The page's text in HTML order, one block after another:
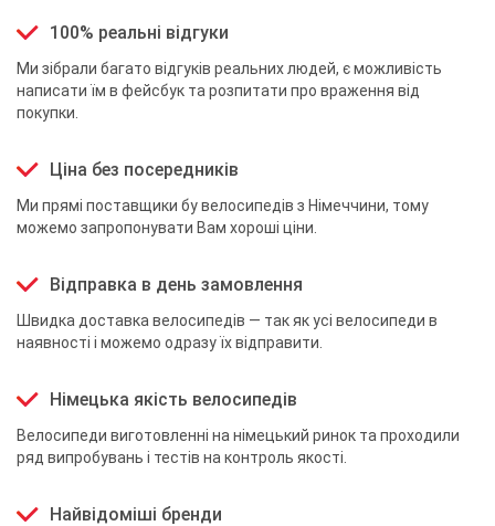
100% реальні відгуки
Ми зібрали багато відгуків реальних людей, є можливість
написати їм в фейсбук та розпитати про враження від
покупки.
Ціна без посередників
Ми прямі поставщики бу велосипедів з Німеччини, тому
можемо запропонувати Вам хороші ціни.
Відправка в день замовлення
Швидка доставка велосипедів — так як усі велосипеди в
наявності і можемо одразу їх відправити.
Німецька якість велосипедів
Велосипеди виготовленні на німецький ринок та проходили
ряд випробувань і тестів на контроль якості.
Найвідоміші бренди